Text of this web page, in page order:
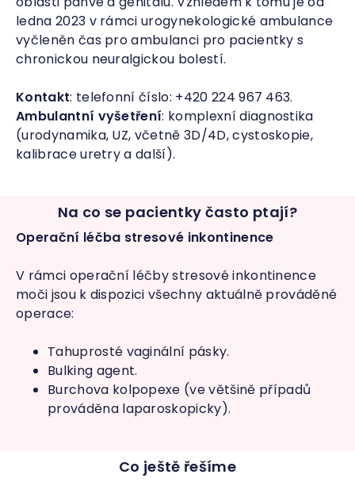
ledna 2023 v rámci urogynekologické ambulance
vyčleněn čas pro ambulanci pro pacientky s
chronickou neuralgickou bolestí.
Kontakt: telefonní číslo: +420 224 967 463.
Ambulantní vyšetření: komplexní diagnostika
(urodynamika, UZ, včetně 3D/4D, cystoskopie,
kalibrace uretry a další).
Na co se pacientky často ptají?
Operační léčba stresové inkontinence
V rámci operační léčby stresové inkontinence
moči jsou k dispozici všechny aktuálně prováděné
operace:
Tahuprosté vaginální pásky.
Bulking agent.
Burchova kolpopexe (ve většině případů
prováděna laparoskopicky).
Co ještě řešíme